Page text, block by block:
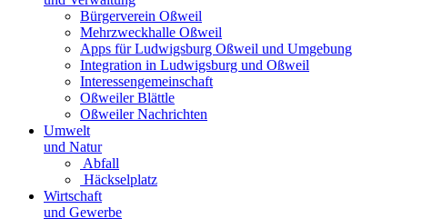
Bürgerverein Oßweil
Mehrzweckhalle Oßweil
Apps für Ludwigsburg Oßweil und Umgebung
Integration in Ludwigsburg und Oßweil
Interessengemeinschaft
Oßweiler Blättle
Oßweiler Nachrichten
Umwelt
und Natur
Abfall
Häckselplatz
Wirtschaft
und Gewerbe